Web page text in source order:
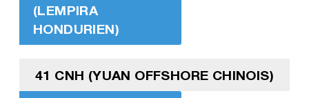
(LEMPIRA
HONDURIEN)
41 CNH (YUAN OFFSHORE CHINOIS)